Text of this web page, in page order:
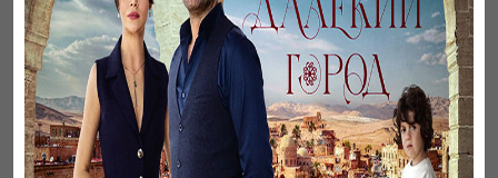
Листопад